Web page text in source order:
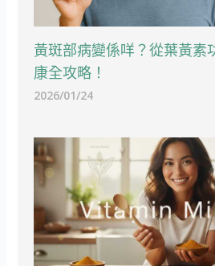
黃斑部病變係咩？從葉黃素
康全攻略！
2026/01/24